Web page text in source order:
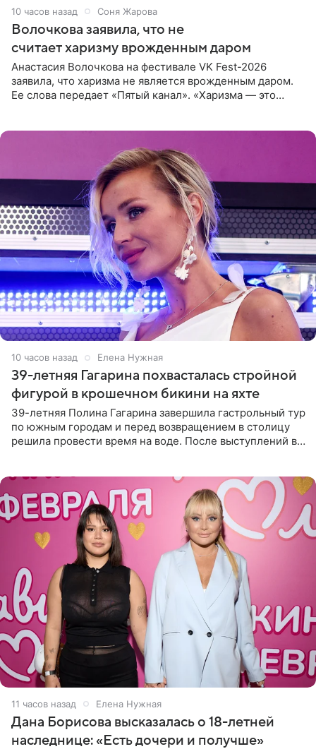
10 часов назад Соня Жарова
Волочкова заявила, что не
считает харизму врожденным даром
Анастасия Волочкова на фестивале VK Fest-2026
заявила, что харизма не является врожденным даром.
Ее слова передает «Пятый канал». «Харизма — это
10 часов назад Елена Нужная
39-летняя Гагарина похвасталась стройной
фигурой в крошечном бикини на яхте
39-летняя Полина Гагарина завершила гастрольный тур
по южным городам и перед возвращением в столицу
решила провести время на воде. После выступлений в
11 часов назад Елена Нужная
Дана Борисова высказалась о 18-летней
наследнице: «Есть дочери и получше»